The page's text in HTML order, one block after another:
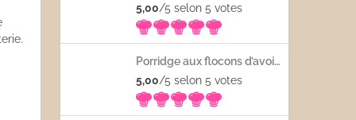
5,00/5 selon 5 votes
Porridge aux flocons d’avoine avec les fruits frais
5,00/5 selon 5 votes